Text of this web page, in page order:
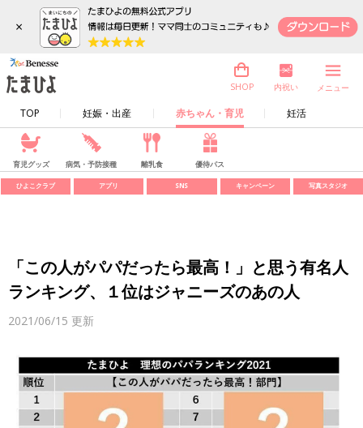
×
TOP 妊娠・出産 赤ちゃん・育児 妊活
SHOP 内祝い メニュー
育児グッズ 病気・予防接種 離乳食 優待パス
ひよこクラブ アプリ SNS キャンペーン 写真スタジオ
「この人がパパだったら最高！」と思う有名人
ランキング、１位はジャニーズのあの人
2021/06/15 更新